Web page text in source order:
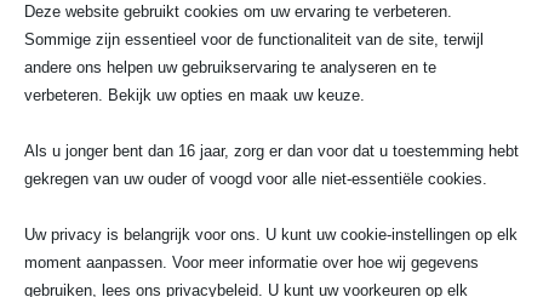
materialen in de bus om meteen te kunnen schakelen.
Wij pakken elk probleem aan, groot of klein, en werken
volgens de hoogste veiligheidsnormen.
Direct ter plaatse : Altijd in de buurt van Velsen
Noord, zelfde dag service en juridisch geverifieerde
Alle type storingen: Van kortsluiting tot
vlamboogdetectie, stoppen die springen, verlichting
Deze website gebruikt cookies om uw ervaring te verbeteren.
Sommige zijn essentieel voor de functionaliteit van de site, terwijl
andere ons helpen uw gebruikservaring te analyseren en te
verbeteren. Bekijk uw opties en maak uw keuze.
Als u jonger bent dan 16 jaar, zorg er dan voor dat u toestemming hebt
gekregen van uw ouder of voogd voor alle niet-essentiële cookies.
Uw privacy is belangrijk voor ons. U kunt uw cookie-instellingen op elk
moment aanpassen. Voor meer informatie over hoe wij gegevens
gebruiken, lees ons privacybeleid. U kunt uw voorkeuren op elk